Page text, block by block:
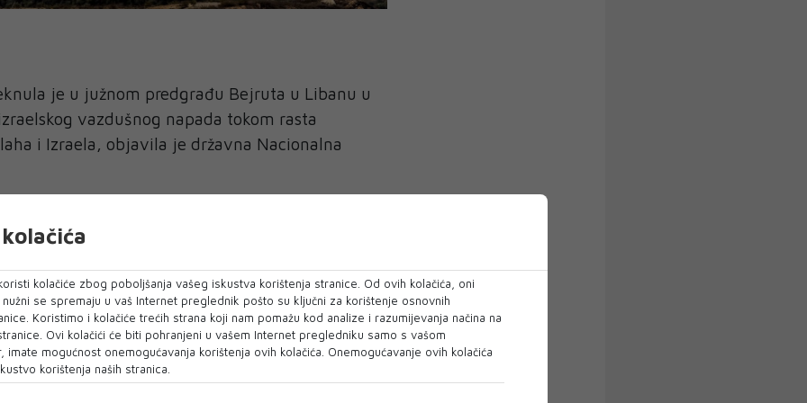
je u južnom predgrađu Bejruta u Libanu u
vazdušnog napada tokom rasta
i Izraela, objavila je državna Nacionalna
sjedišta Savjeta Hezbolah Šura u Haret
bile odmah dostupne.
vazdušni napad na južno predgrađe Bejruta,
Hezbolaha odgovornog za napad
visoravni.
kolačiće zbog poboljšanja vašeg iskustva korištenja stranice. Od ovih kolačića, oni
se spremaju u vaš Internet preglednik pošto su ključni za korištenje osnovnih
Koristimo i kolačiće trećih strana koji nam pomažu kod analize i razumijevanja načina na
Ovi kolačići će biti pohranjeni u vašem Internet pregledniku samo s vašom
imate mogućnost onemogućavanja korištenja ovih kolačića. Onemogućavanje ovih kolačića
korištenja naših stranica.